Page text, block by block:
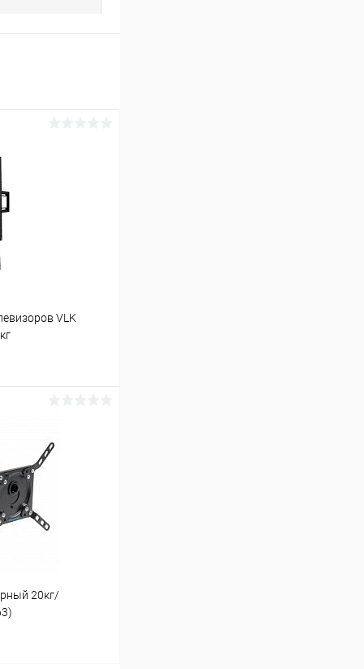
VLK
В наличии (3)
20кг/